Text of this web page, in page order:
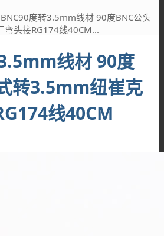
BNC90度转3.5mm线材 90度BNC公头
头接RG174线40CM...
线材 90度
转3.5mm纽崔克
线40CM